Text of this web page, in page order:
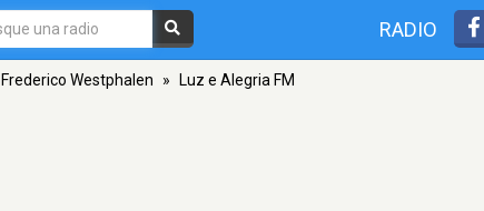
RADIO
Frederico Westphalen » Luz e Alegria FM